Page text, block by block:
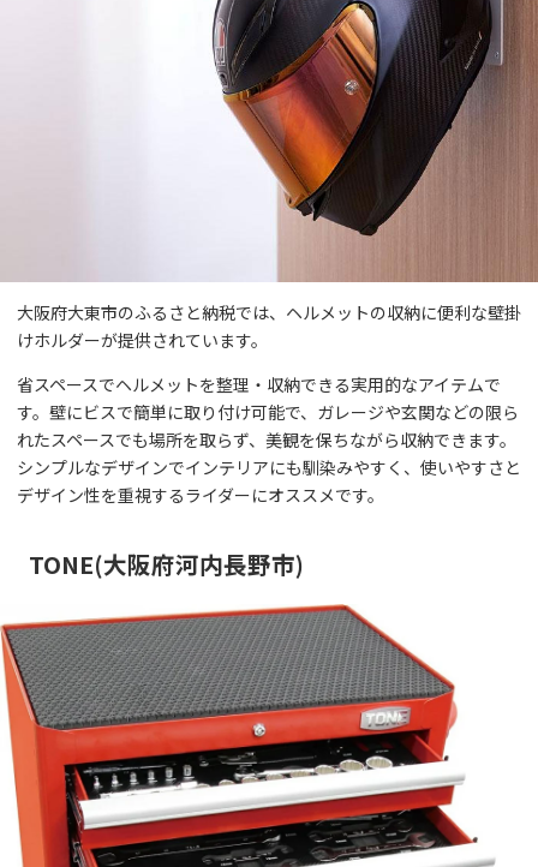
大阪府大東市のふるさと納税では、ヘルメットの収納に便利な壁掛
けホルダーが提供されています。
省スペースでヘルメットを整理・収納できる実用的なアイテムで
す。壁にビスで簡単に取り付け可能で、ガレージや玄関などの限ら
れたスペースでも場所を取らず、美観を保ちながら収納できます。
シンプルなデザインでインテリアにも馴染みやすく、使いやすさと
デザイン性を重視するライダーにオススメです。
TONE(大阪府河内長野市)